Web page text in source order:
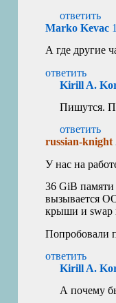
ответить
Marko Kevac
А где другие
ответить
Kirill A.
Пишутся.
ответить
russian-knight
У нас на
36 GiB памяти
вызывается
крыши и swap
Попробовали
ответить
Kirill A.
А почему